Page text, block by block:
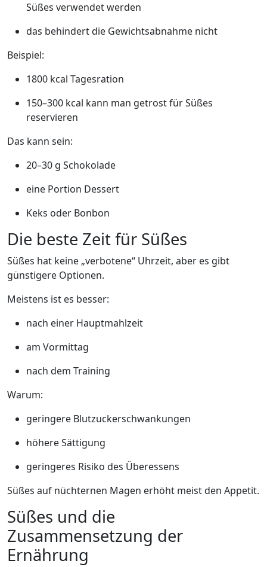
Süßes verwendet werden
das behindert die Gewichtsabnahme nicht
Beispiel:
1800 kcal Tagesration
150–300 kcal kann man getrost für Süßes
reservieren
Das kann sein:
20–30 g Schokolade
eine Portion Dessert
Keks oder Bonbon
Die beste Zeit für Süßes
Süßes hat keine „verbotene“ Uhrzeit, aber es gibt
günstigere Optionen.
Meistens ist es besser:
nach einer Hauptmahlzeit
am Vormittag
nach dem Training
Warum:
geringere Blutzuckerschwankungen
höhere Sättigung
geringeres Risiko des Überessens
Süßes auf nüchternen Magen erhöht meist den Appetit.
Süßes und die
Zusammensetzung der
Ernährung